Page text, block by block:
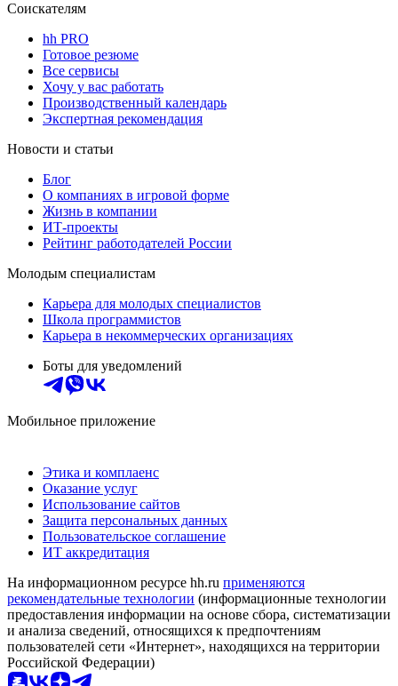
Соискателям
hh PRO
Готовое резюме
Все сервисы
Хочу у вас работать
Производственный календарь
Экспертная рекомендация
Новости и статьи
Блог
О компаниях в игровой форме
Жизнь в компании
ИТ-проекты
Рейтинг работодателей России
Молодым специалистам
Карьера для молодых специалистов
Школа программистов
Карьера в некоммерческих организациях
Боты для уведомлений
Мобильное приложение
Этика и комплаенс
Оказание услуг
Использование сайтов
Защита персональных данных
Пользовательское соглашение
ИТ аккредитация
На информационном ресурсе hh.ru применяются
рекомендательные технологии (информационные технологии
предоставления информации на основе сбора, систематизации
и анализа сведений, относящихся к предпочтениям
пользователей сети «Интернет», находящихся на территории
Российской Федерации)